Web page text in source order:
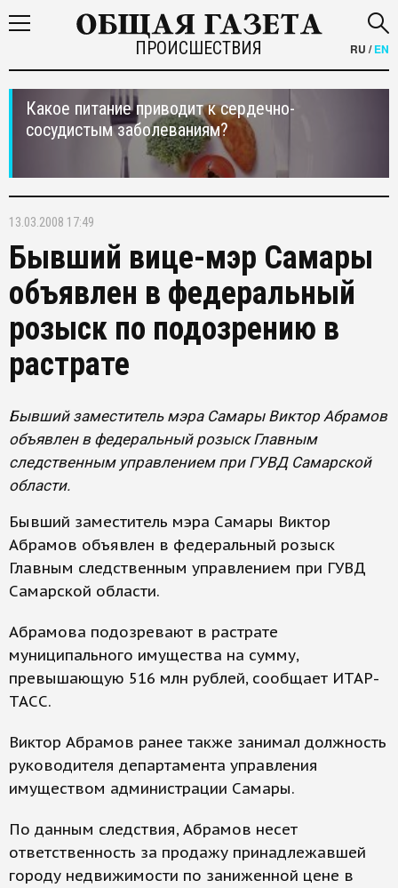
ПРОИСШЕСТВИЯ RU /EN
Какое питание приводит к сердечно-
сосудистым заболеваниям?
13.03.2008 17:49
Бывший вице-мэр Самары
объявлен в федеральный
розыск по подозрению в
растрате
Бывший заместитель мэра Самары Виктор Абрамов
объявлен в федеральный розыск Главным
следственным управлением при ГУВД Самарской
области.
Бывший заместитель мэра Самары Виктор
Абрамов объявлен в федеральный розыск
Главным следственным управлением при ГУВД
Самарской области.
Абрамова подозревают в растрате
муниципального имущества на сумму,
превышающую 516 млн рублей, сообщает ИТАР-
ТАСС.
Виктор Абрамов ранее также занимал должность
руководителя департамента управления
имуществом администрации Самары.
По данным следствия, Абрамов несет
ответственность за продажу принадлежавшей
городу недвижимости по заниженной цене в